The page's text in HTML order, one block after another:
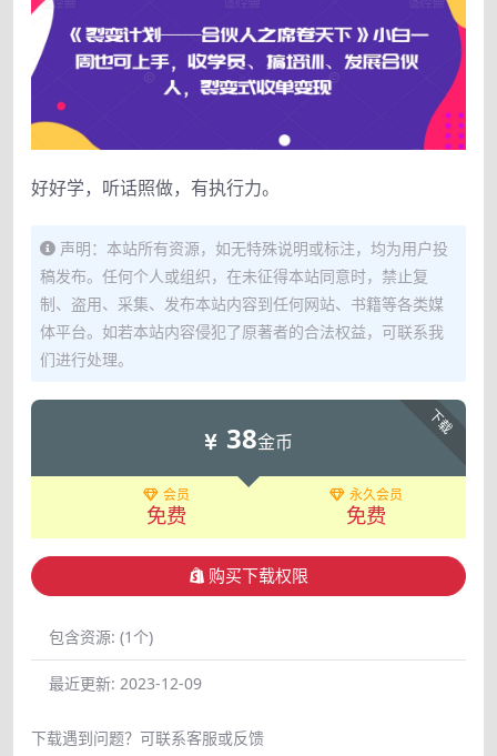
好好学，听话照做，有执行力。
声明：本站所有资源，如无特殊说明或标注，均为用户投
稿发布。任何个人或组织，在未征得本站同意时，禁止复
制、盗用、采集、发布本站内容到任何网站、书籍等各类媒
体平台。如若本站内容侵犯了原著者的合法权益，可联系我
们进行处理。
下载
38金币
会员
免费
永久会员
免费
购买下载权限
包含资源: (1个)
最近更新: 2023-12-09
下载遇到问题？可联系客服或反馈